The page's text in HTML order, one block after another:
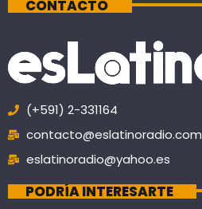
CONTACTO
(+591) 2-331164
contacto@eslatinoradio.com
eslatinoradio@yahoo.es
PODRÍA INTERESARTE